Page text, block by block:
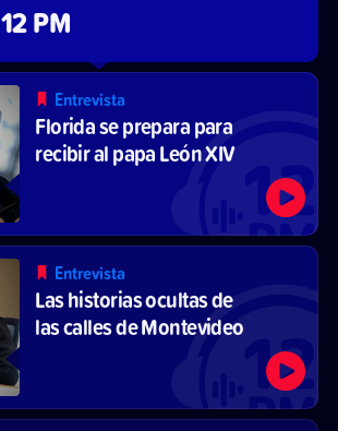
12 PM
Entrevista
Florida se prepara para
recibir al papa León XIV
Entrevista
Las historias ocultas de
las calles de Montevideo